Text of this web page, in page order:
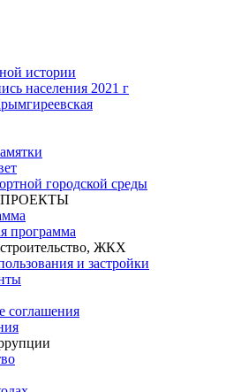
истории
населения 2021 г
городской среды
программа
ЖКХ
и застройки
соглашения